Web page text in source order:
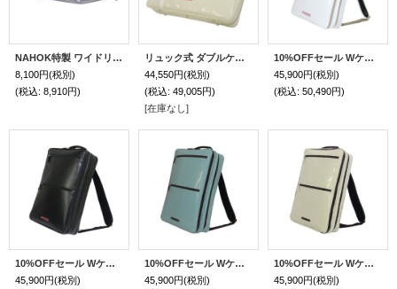
NAHOK特製 ワイドリュックベルト マットブラック
8,100円(税別)
(税込: 8,910円)
リュック式 ダブルケースガード「Gabriel/wf」（オーボエ・フルート・クラリネット対応）ブルーアイボリー / ホワイト
44,550円(税別)
(税込: 49,005円)
[在庫なし]
10%OFFセール Wケース 2コンパート・リュック「Carlito2/wf」（オーボエ・フルート・クラリネット対応）ピュアホワイト / ピンクグラデーション
45,900円(税別)
(税込: 50,490円)
10%OFFセール Wケース 2コンパート・リュック「Carlito2/wf」（オーボエ・フルート・クラリネット対応）マットブラック
45,900円(税別)
10%OFFセール Wケース 2コンパート・リュック「Carlito2/wf」（フルート・オーボエ・クラリネット対応）ミント / チョコ
45,900円(税別)
10%OFFセール Wケース 2コンパート・リュック「Carlito2/wf」（フルート・オーボエ・クラリネット対応）ペールアイボリー / チョコ
45,900円(税別)